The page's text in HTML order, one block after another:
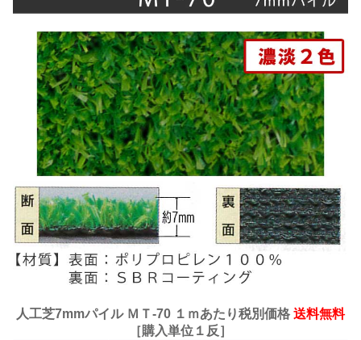
人工芝7mmパイル ＭＴ-70 １ｍあたり税別価格 送料無料
［購入単位１反］